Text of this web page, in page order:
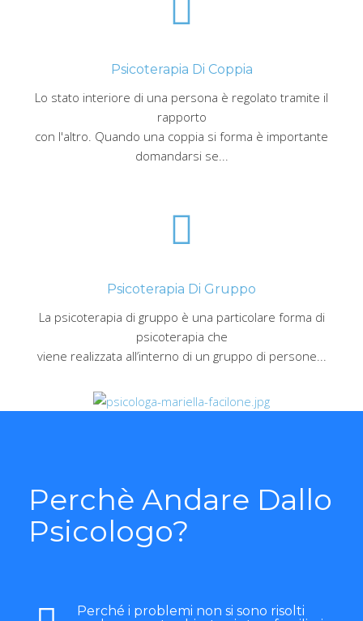
Psicoterapia Di Coppia
Lo stato interiore di una persona è regolato tramite il
rapporto
con l'altro. Quando una coppia si forma è importante
domandarsi se...
Psicoterapia Di Gruppo
La psicoterapia di gruppo è una particolare forma di
psicoterapia che
viene realizzata all’interno di un gruppo di persone...
Perchè Andare Dallo
Psicologo?
Perché i problemi non si sono risolti